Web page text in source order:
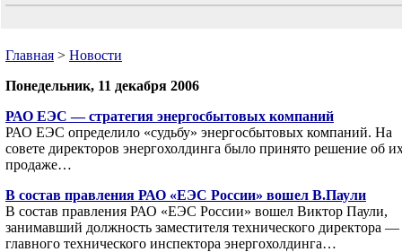
Главная > Новости
Понедельник, 11 декабря 2006
РАО ЕЭС — стратегия энергосбытовых компаний
РАО ЕЭС определило «судьбу» энергосбытовых компаний. На
совете директоров энергохолдинга было принято решение об
продаже…
В состав правления РАО «ЕЭС России» вошел В.Паули
В состав правления РАО «ЕЭС России» вошел Виктор Паули,
занимавший должность заместителя технического директора —
главного технического инспектора энергохолдинга…